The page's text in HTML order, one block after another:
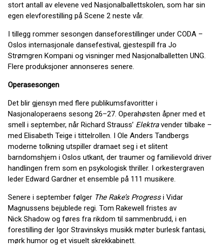
stort antall av elevene ved Nasjonalballettskolen, som har sin
egen elevforestilling på Scene 2 neste vår.
I tillegg rommer sesongen danseforestillinger under CODA –
Oslos internasjonale dansefestival, gjestespill fra Jo
Strømgren Kompani og visninger med Nasjonalballetten UNG.
Flere produksjoner annonseres senere.
Operasesongen
Det blir gjensyn med flere publikumsfavoritter i
Nasjonaloperaens sesong 26–27. Operahøsten åpner med et
smell i september, når Richard Strauss’ Elektravender tilbake –
med Elisabeth Teige i tittelrollen. I Ole Anders Tandbergs
moderne tolkning utspiller dramaet seg i et slitent
barndomshjem i Oslos utkant, der traumer og familievold driver
handlingen frem som en psykologisk thriller. I orkestergraven
leder Edward Gardner et ensemble på 111 musikere.
Senere i september følger The Rake’s Progressi Vidar
Magnussens bejublede regi. Tom Rakewell fristes av
Nick Shadow og føres fra rikdom til sammenbrudd, i en
forestilling der Igor Stravinskys musikk møter burlesk fantasi,
mørk humor og et visuelt skrekkabinett.